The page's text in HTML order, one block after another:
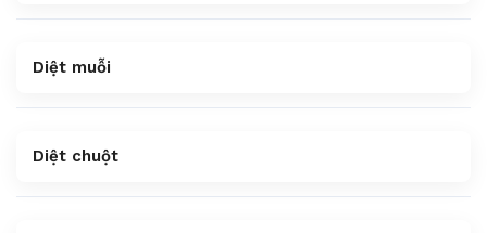
Diệt muỗi
Diệt chuột